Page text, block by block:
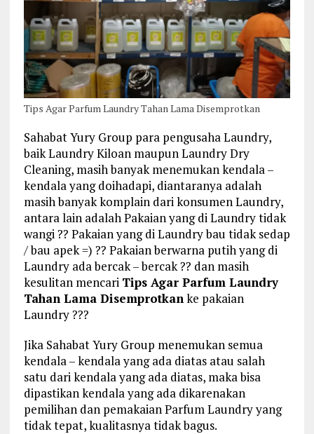
Tips Agar Parfum Laundry Tahan Lama Disemprotkan
Sahabat Yury Group para pengusaha Laundry,
baik Laundry Kiloan maupun Laundry Dry
Cleaning, masih banyak menemukan kendala –
kendala yang doihadapi, diantaranya adalah
masih banyak komplain dari konsumen Laundry,
antara lain adalah Pakaian yang di Laundry tidak
wangi ?? Pakaian yang di Laundry bau tidak sedap
/ bau apek =) ?? Pakaian berwarna putih yang di
Laundry ada bercak – bercak ?? dan masih
kesulitan mencari Tips Agar Parfum Laundry
Tahan Lama Disemprotkanke pakaian
Laundry ???
Jika Sahabat Yury Group menemukan semua
kendala – kendala yang ada diatas atau salah
satu dari kendala yang ada diatas, maka bisa
dipastikan kendala yang ada dikarenakan
pemilihan dan pemakaian Parfum Laundry yang
tidak tepat, kualitasnya tidak bagus.